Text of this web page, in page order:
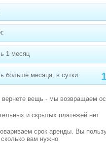
1 месяц
больше месяца, в сутки
вернете вещь - мы возвращаем
и скрытых платежей нет.
срок аренды. Вы
вам нужно